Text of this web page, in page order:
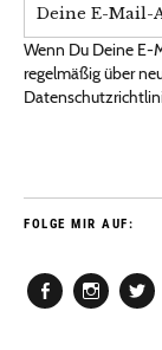
Wenn Du Deine E-
regelmäßig über
FOLGE MIR AUF: